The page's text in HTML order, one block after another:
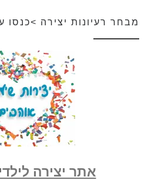
מבחר רעיונות יצירה >כנסו
אתר יצירה